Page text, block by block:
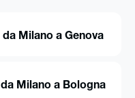
da Milano a Genova
da Milano a Bologna